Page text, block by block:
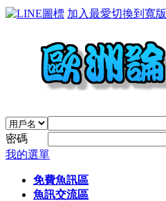
加入最愛切換到寬版
密碼
我的選單
免費魚訊區
魚訊交流區